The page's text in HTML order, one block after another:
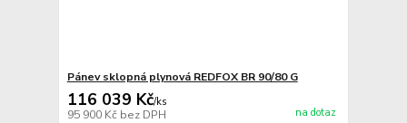
Pánev sklopná plynová REDFOX BR 90/80 G
116 039 Kč/ks
95 900 Kč bez DPH na dotaz